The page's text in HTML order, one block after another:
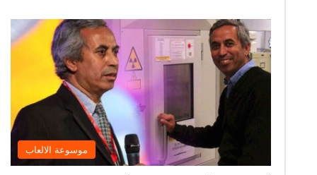
موسوعة الالعاب